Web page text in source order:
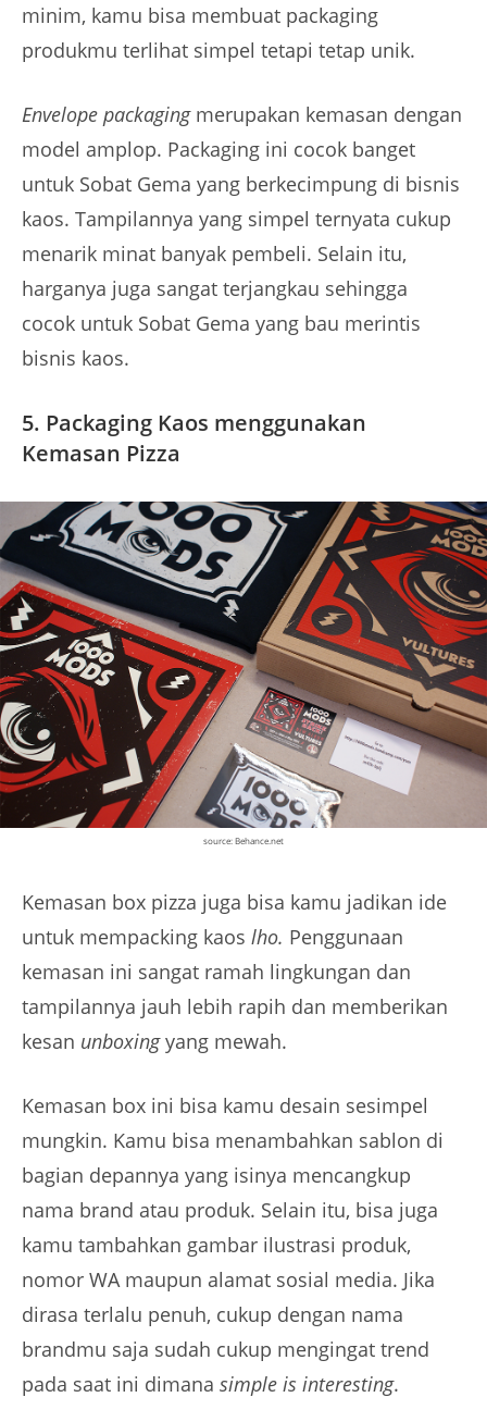
minim, kamu bisa membuat packaging
produkmu terlihat simpel tetapi tetap unik.
Envelope packagingmerupakan kemasan dengan
model amplop. Packaging ini cocok banget
untuk Sobat Gema yang berkecimpung di bisnis
kaos. Tampilannya yang simpel ternyata cukup
menarik minat banyak pembeli. Selain itu,
harganya juga sangat terjangkau sehingga
cocok untuk Sobat Gema yang bau merintis
bisnis kaos.
5. Packaging Kaos menggunakan
Kemasan Pizza
source: Behance.net
Kemasan box pizza juga bisa kamu jadikan ide
untuk mempacking kaos lho. Penggunaan
kemasan ini sangat ramah lingkungan dan
tampilannya jauh lebih rapih dan memberikan
kesan unboxingyang mewah.
Kemasan box ini bisa kamu desain sesimpel
mungkin. Kamu bisa menambahkan sablon di
bagian depannya yang isinya mencangkup
nama brand atau produk. Selain itu, bisa juga
kamu tambahkan gambar ilustrasi produk,
nomor WA maupun alamat sosial media. Jika
dirasa terlalu penuh, cukup dengan nama
brandmu saja sudah cukup mengingat trend
pada saat ini dimana simple is interesting.